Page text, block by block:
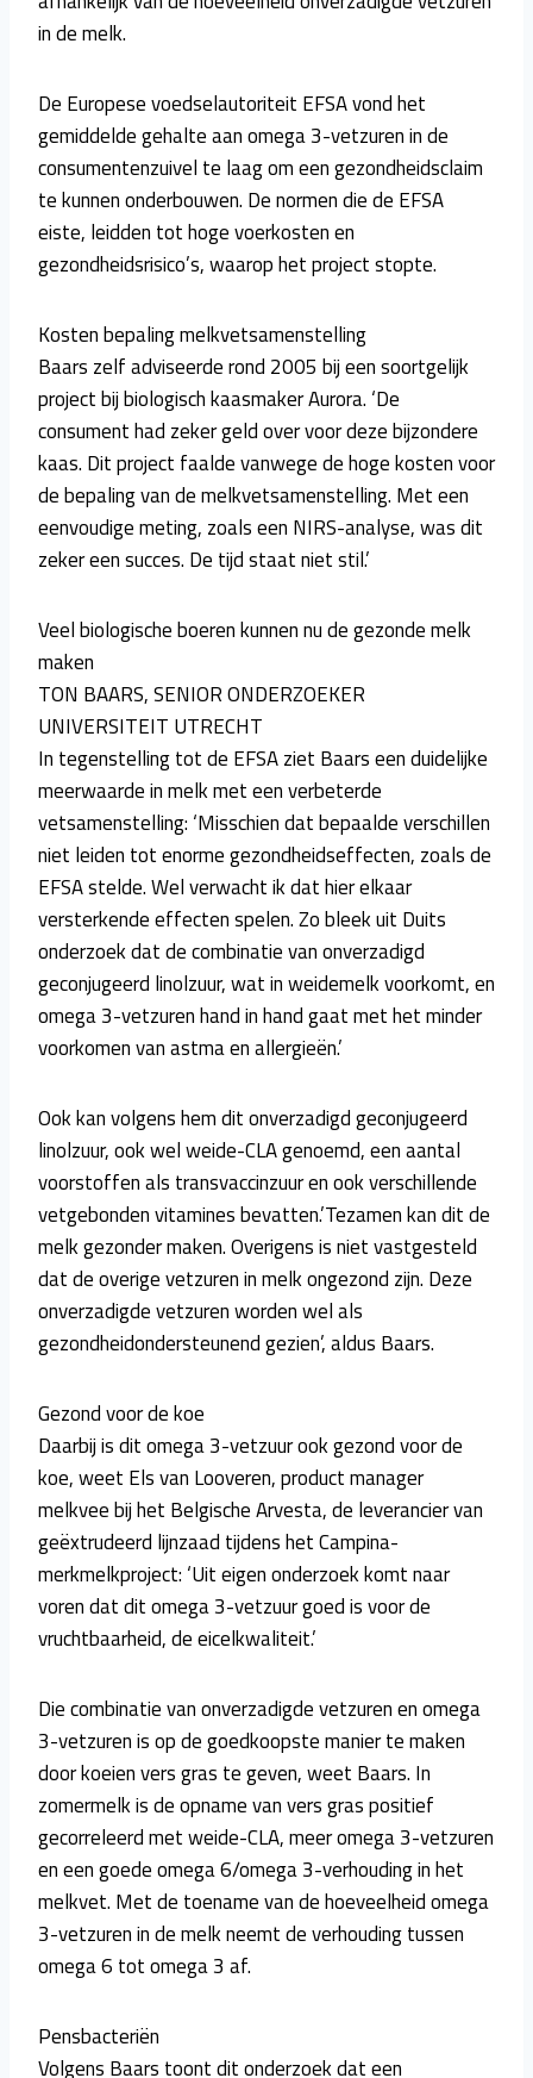
in de melk.
De Europese voedselautoriteit EFSA vond het
gemiddelde gehalte aan omega 3-vetzuren in de
consumentenzuivel te laag om een gezondheidsclaim
te kunnen onderbouwen. De normen die de EFSA
eiste, leidden tot hoge voerkosten en
gezondheidsrisico’s, waarop het project stopte.
Kosten bepaling melkvetsamenstelling
Baars zelf adviseerde rond 2005 bij een soortgelijk
project bij biologisch kaasmaker Aurora. ‘De
consument had zeker geld over voor deze bijzondere
kaas. Dit project faalde vanwege de hoge kosten voor
de bepaling van de melkvetsamenstelling. Met een
eenvoudige meting, zoals een NIRS-analyse, was dit
zeker een succes. De tijd staat niet stil.’
Veel biologische boeren kunnen nu de gezonde melk
maken
TON BAARS, SENIOR ONDERZOEKER
UNIVERSITEIT UTRECHT
In tegenstelling tot de EFSA ziet Baars een duidelijke
meerwaarde in melk met een verbeterde
vetsamenstelling: ‘Misschien dat bepaalde verschillen
niet leiden tot enorme gezondheidseffecten, zoals de
EFSA stelde. Wel verwacht ik dat hier elkaar
versterkende effecten spelen. Zo bleek uit Duits
onderzoek dat de combinatie van onverzadigd
geconjugeerd linolzuur, wat in weidemelk voorkomt, en
omega 3-vetzuren hand in hand gaat met het minder
voorkomen van astma en allergieën.’
Ook kan volgens hem dit onverzadigd geconjugeerd
linolzuur, ook wel weide-CLA genoemd, een aantal
voorstoffen als transvaccinzuur en ook verschillende
vetgebonden vitamines bevatten.’Tezamen kan dit de
melk gezonder maken. Overigens is niet vastgesteld
dat de overige vetzuren in melk ongezond zijn. Deze
onverzadigde vetzuren worden wel als
gezondheidondersteunend gezien’, aldus Baars.
Gezond voor de koe
Daarbij is dit omega 3-vetzuur ook gezond voor de
koe, weet Els van Looveren, product manager
melkvee bij het Belgische Arvesta, de leverancier van
geëxtrudeerd lijnzaad tijdens het Campina-
merkmelkproject: ‘Uit eigen onderzoek komt naar
voren dat dit omega 3-vetzuur goed is voor de
vruchtbaarheid, de eicelkwaliteit.’
Die combinatie van onverzadigde vetzuren en omega
3-vetzuren is op de goedkoopste manier te maken
door koeien vers gras te geven, weet Baars. In
zomermelk is de opname van vers gras positief
gecorreleerd met weide-CLA, meer omega 3-vetzuren
en een goede omega 6/omega 3-verhouding in het
melkvet. Met de toename van de hoeveelheid omega
3-vetzuren in de melk neemt de verhouding tussen
omega 6 tot omega 3 af.
Pensbacteriën
Volgens Baars toont dit onderzoek dat een